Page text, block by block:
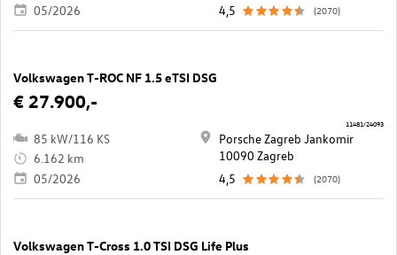
05/2026
4,5
(2070)
Volkswagen T-ROC NF 1.5 eTSI DSG
€ 27.900,-
85 kW/116 KS
6.162 km
05/2026
Porsche Zagreb Jankomir
10090 Zagreb
4,5
(2070)
11481/24093
Volkswagen T-Cross 1.0 TSI DSG Life Plus